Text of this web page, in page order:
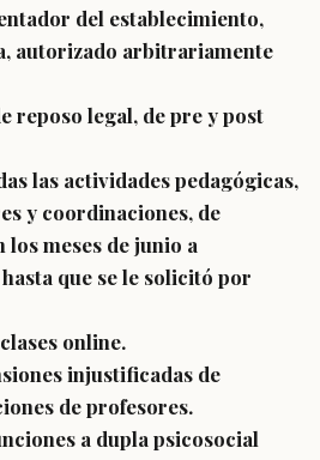
del establecimiento,
autorizado arbitrariamente
reposo legal, de pre y post
las actividades pedagógicas,
y coordinaciones, de
meses de junio a
que se le solicitó por
online.
injustificadas de
de profesores.
a dupla psicosocial